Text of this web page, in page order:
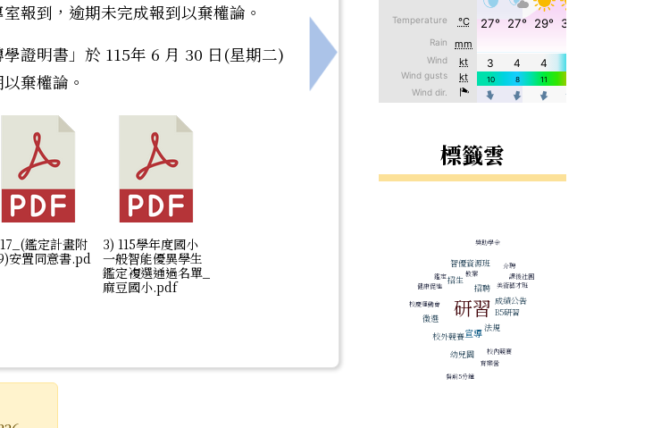
辦理「2026年心閱讀~以韌性為導向的社會情緒學習」線上論壇
報到，逾期未完成報到以棄權論。
證明書」於 115年 6 月 30 日(星期二)
棄權論。
鑑定計畫附
安置同意書.pd
3) 115學年度國小
一般智能優異學生
鑑定複選通過名單_
麻豆國小.pdf
下一筆：【重要】4/25(六)臺南市115學年度一
標籤雲
獎助學金
鑑定招生
智優資源班 介聘
健康促進
教案 課後社團
校慶運動會 研習
招聘
徵選 B5研習
成績公告
美術藝才班
校外競賽宣導法規
幼兒園
餐前5分鐘
育樂營
校內競賽